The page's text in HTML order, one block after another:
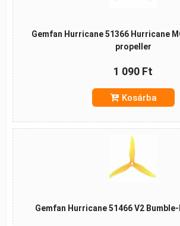
Gemfan Hurricane 51366 Hurricane
propeller
1 090 Ft
Kosárba
Gemfan Hurricane 51466 V2